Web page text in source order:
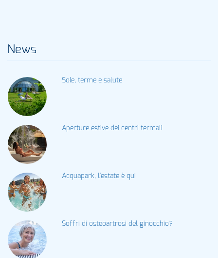
News
Sole, terme e salute
Aperture estive dei centri termali
Acquapark, l'estate è qui
Soffri di osteoartrosi del ginocchio?